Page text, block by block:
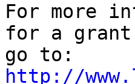
For more
for a
http://